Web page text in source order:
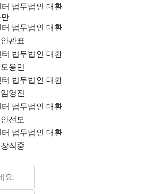
안관표
모용민
임영진
안선모
장직중